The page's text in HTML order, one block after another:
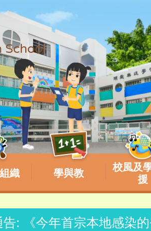
School
織 學與教
校風及
援
: 《今年首宗本地感染的